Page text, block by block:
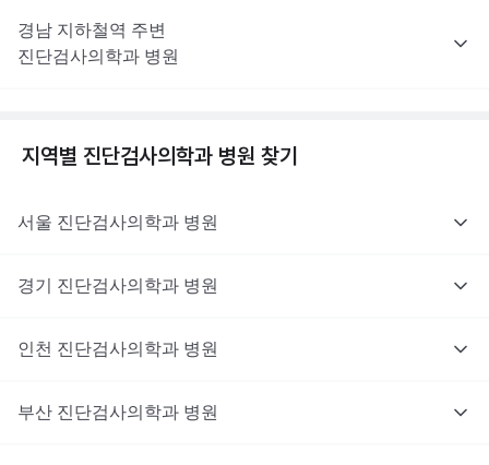
경남 지하철역 주변
진단검사의학과 병원
지역별 진단검사의학과 병원 찾기
서울 진단검사의학과 병원
경기 진단검사의학과 병원
인천 진단검사의학과 병원
부산 진단검사의학과 병원